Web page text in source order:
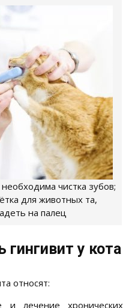
чистка зубов;
для животных та,
на палец
гингивит у кота
относят:
и лечение хронических